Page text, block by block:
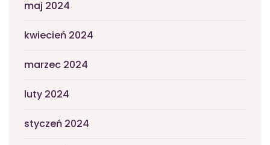
maj 2024
kwiecień 2024
marzec 2024
luty 2024
styczeń 2024